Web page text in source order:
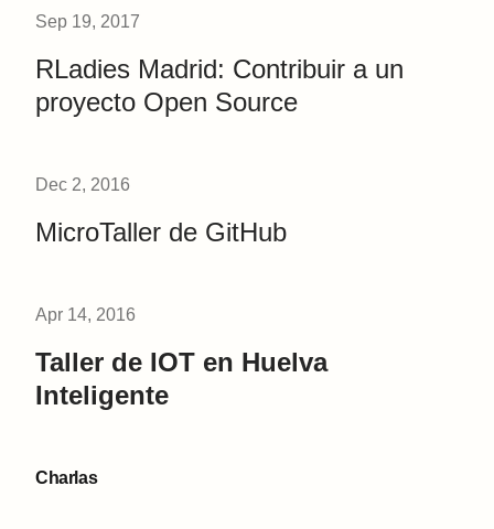
Sep 19, 2017
RLadies Madrid: Contribuir a un
proyecto Open Source
Dec 2, 2016
MicroTaller de GitHub
Apr 14, 2016
Taller de IOT en Huelva
Inteligente
Charlas